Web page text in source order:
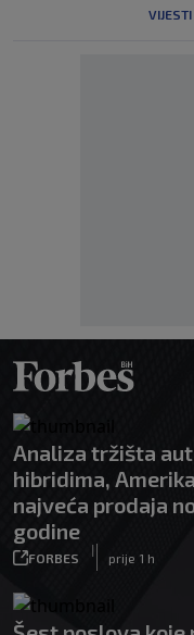
VIJESTI
Analiza tržišta
hibridima,
najveća prodaja
godine
FORBES
|
prije 1 h